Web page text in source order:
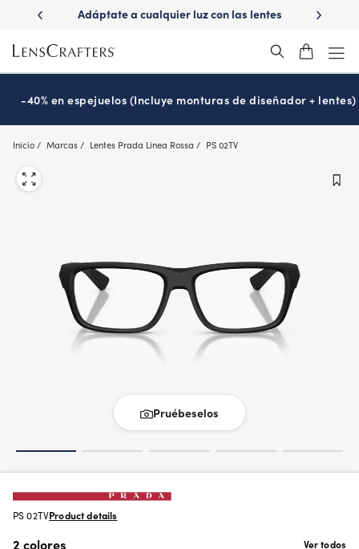
main
content
Adáptate a cualquier luz con las lentes
¿Es hora de tu
-40% en espejuelos (Incluye monturas de diseñador + lentes)
Inicio Marcas Lentes Prada Linea Rossa PS 02TV
Pruébeselos
PS 02TVProduct details
2 colores
Ver todos